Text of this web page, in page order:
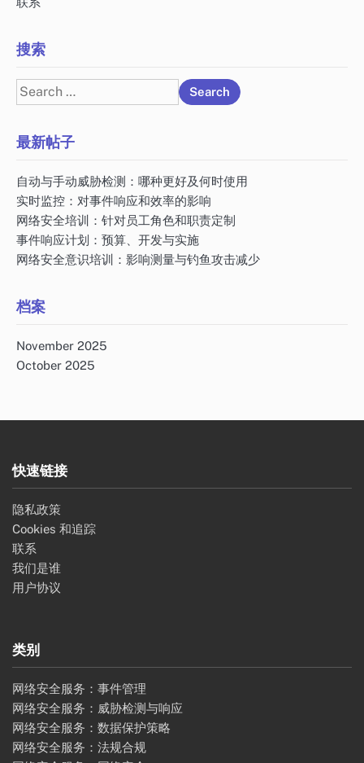
搜索
Search
for:
最新帖子
自动与手动威胁检测：哪种更好及何时使用
实时监控：对事件响应和效率的影响
网络安全培训：针对员工角色和职责定制
事件响应计划：预算、开发与实施
网络安全意识培训：影响测量与钓鱼攻击减少
档案
November 2025
October 2025
快速链接
隐私政策
Cookies 和追踪
联系
我们是谁
用户协议
类别
网络安全服务：事件管理
网络安全服务：威胁检测与响应
网络安全服务：数据保护策略
网络安全服务：法规合规